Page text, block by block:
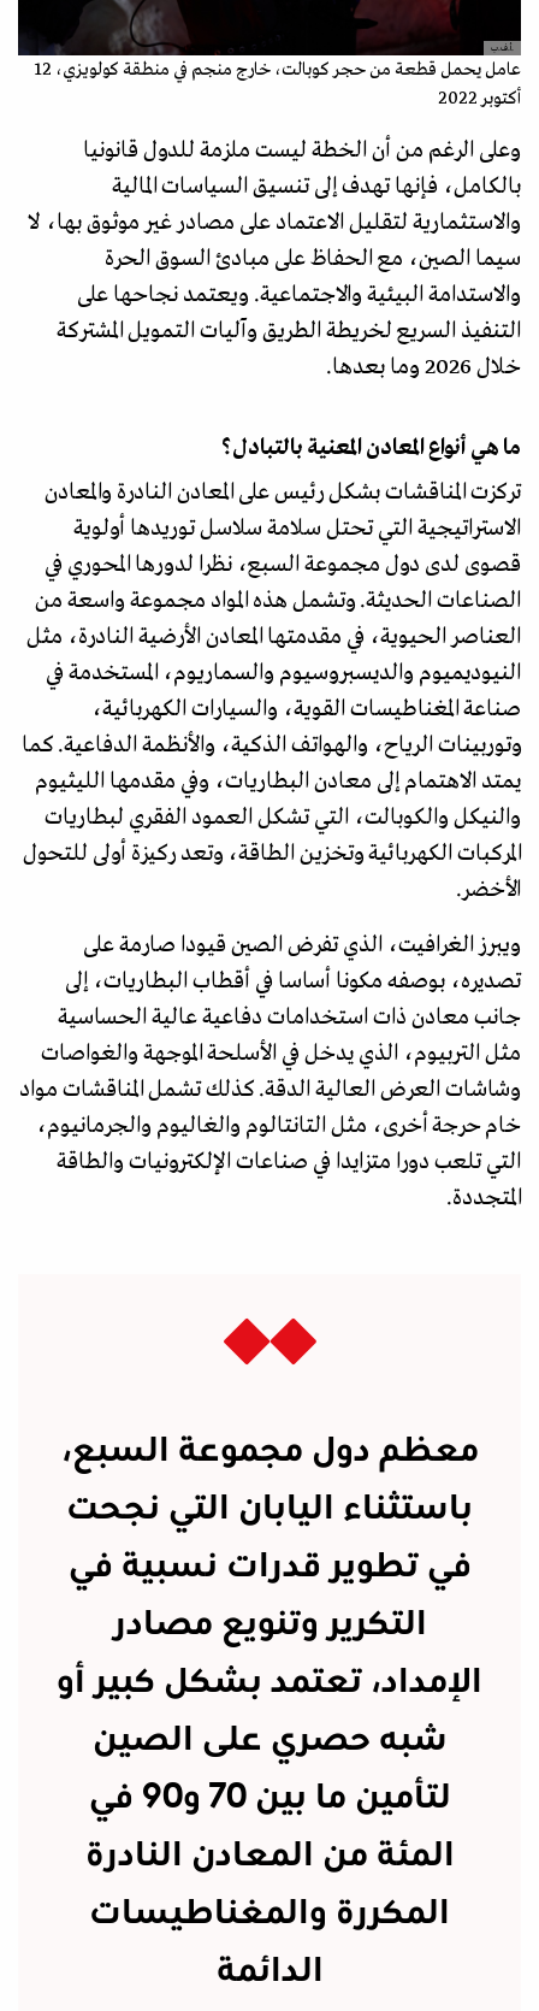
.أ.ف.ب
عامل يحمل قطعة من حجر كوبالت، خارج منجم في منطقة كولويزي، 12
أكتوبر 2022
وعلى الرغم من أن الخطة ليست ملزمة للدول قانونيا
بالكامل، فإنها تهدف إلى تنسيق السياسات المالية
والاستثمارية لتقليل الاعتماد على مصادر غير موثوق بها، لا
سيما الصين، مع الحفاظ على مبادئ السوق الحرة
والاستدامة البيئية والاجتماعية. ويعتمد نجاحها على
التنفيذ السريع لخريطة الطريق وآليات التمويل المشتركة
خلال 2026 وما بعدها.
ما هي أنواع المعادن المعنية بالتبادل؟
تركزت المناقشات بشكل رئيس على المعادن النادرة والمعادن
الاستراتيجية التي تحتل سلامة سلاسل توريدها أولوية
قصوى لدى دول مجموعة السبع، نظرا لدورها المحوري في
الصناعات الحديثة. وتشمل هذه المواد مجموعة واسعة من
العناصر الحيوية، في مقدمتها المعادن الأرضية النادرة، مثل
النيوديميوم والديسبروسيوم والسماريوم، المستخدمة في
صناعة المغناطيسات القوية، والسيارات الكهربائية،
وتوربينات الرياح، والهواتف الذكية، والأنظمة الدفاعية. كما
يمتد الاهتمام إلى معادن البطاريات، وفي مقدمها الليثيوم
والنيكل والكوبالت، التي تشكل العمود الفقري لبطاريات
المركبات الكهربائية وتخزين الطاقة، وتعد ركيزة أولى للتحول
الأخضر.
ويبرز الغرافيت، الذي تفرض الصين قيودا صارمة على
تصديره، بوصفه مكونا أساسا في أقطاب البطاريات، إلى
جانب معادن ذات استخدامات دفاعية عالية الحساسية
مثل التربيوم، الذي يدخل في الأسلحة الموجهة والغواصات
وشاشات العرض العالية الدقة. كذلك تشمل المناقشات مواد
خام حرجة أخرى، مثل التانتالوم والغاليوم والجرمانيوم،
التي تلعب دورا متزايدا في صناعات الإلكترونيات والطاقة
المتجددة.
معظم دول مجموعة السبع،
باستثناء اليابان التي نجحت
في تطوير قدرات نسبية في
التكرير وتنويع مصادر
الإمداد، تعتمد بشكل كبير أو
شبه حصري على الصين
لتأمين ما بين 70 و90 في
المئة من المعادن النادرة
المكررة والمغناطيسات
الدائمة